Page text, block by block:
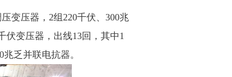
变压器，2组220千伏、300兆
伏变压器，出线13回，其中1
乏并联电抗器。